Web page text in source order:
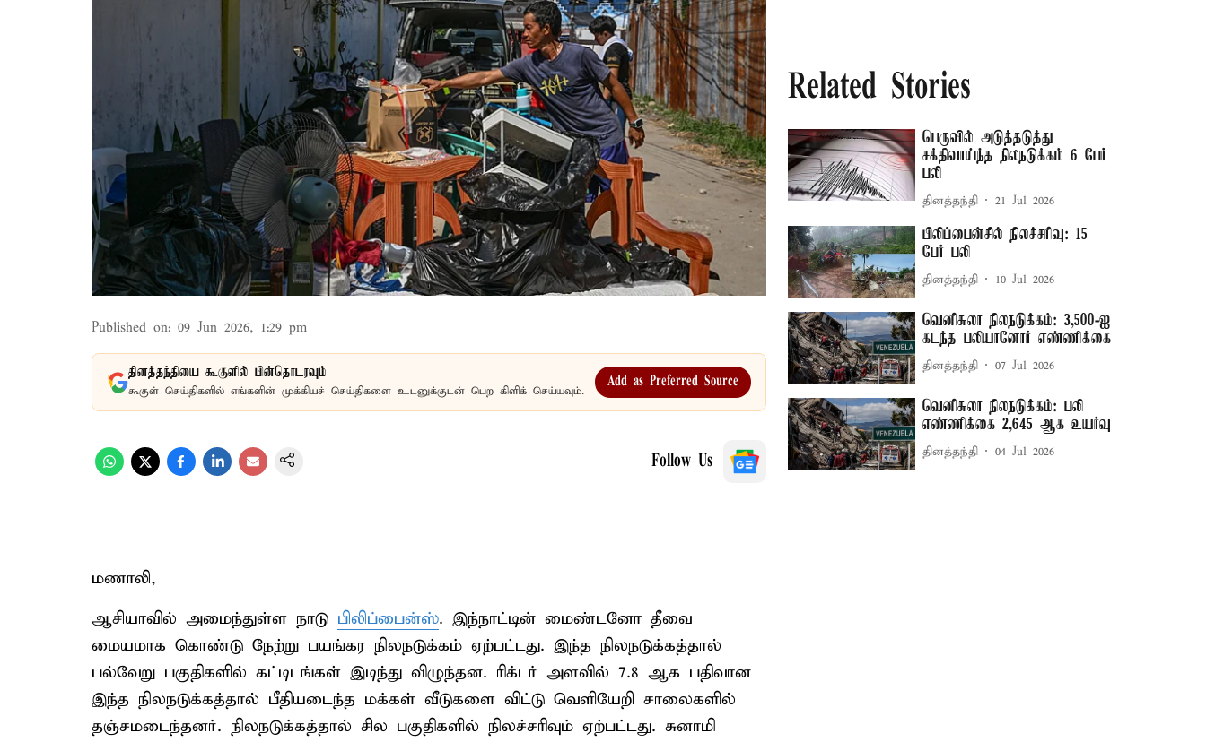
Published on: 09 Jun 2026, 1:29 pm
தினத்தந்தியை கூகுளில் பின்தொடரவும்
கூகுள் செய்திகளில் எங்களின் முக்கியச் செய்திகளை உடனுக்குடன் பெற கிளிக் செய்யவும்.
Add as Preferred Source
Follow Us
மணாலி,
ஆசியாவில் அமைந்துள்ள நாடு பிலிப்பைன்ஸ். இந்நாட்டின் மைண்டனோ தீவை
மையமாக கொண்டு நேற்று பயங்கர நிலநடுக்கம் ஏற்பட்டது. இந்த நிலநடுக்கத்தால்
பல்வேறு பகுதிகளில் கட்டிடங்கள் இடிந்து விழுந்தன. ரிக்டர் அளவில் 7.8 ஆக பதிவான
இந்த நிலநடுக்கத்தால் பீதியடைந்த மக்கள் வீடுகளை விட்டு வெளியேறி சாலைகளில்
தஞ்சமடைந்தனர். நிலநடுக்கத்தால் சில பகுதிகளில் நிலச்சரிவும் ஏற்பட்டது. சுனாமி
Related Stories
பெருவில் அடுத்தடுத்து
சக்திவாய்ந்த நிலநடுக்கம் 6 பேர்
பலி
தினத்தந்தி 21 Jul 2026
பிலிப்பைன்சில் நிலச்சரிவு: 15
பேர் பலி
தினத்தந்தி 10 Jul 2026
வெனிசுலா நிலநடுக்கம்: 3,500-ஐ
கடந்த பலியானோர் எண்ணிக்கை
தினத்தந்தி 07 Jul 2026
வெனிசுலா நிலநடுக்கம்: பலி
எண்ணிக்கை 2,645 ஆக உயர்வு
தினத்தந்தி 04 Jul 2026